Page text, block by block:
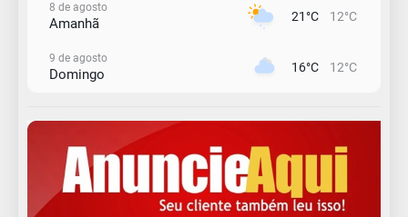
8 de agosto
Amanhã 21°C 12°C
9 de agosto
Domingo 16°C 12°C
Segunda-Feira 15°C 11°C
11 de agosto
Terça-Feira